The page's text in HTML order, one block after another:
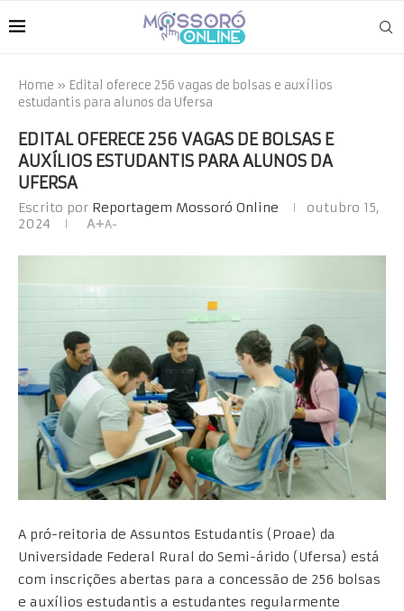
Home » Edital oferece 256 vagas de bolsas e auxílios
estudantis para alunos da Ufersa
EDITAL OFERECE 256 VAGAS DE BOLSAS E
AUXÍLIOS ESTUDANTIS PARA ALUNOS DA
UFERSA
Escrito por Reportagem Mossoró Online
outubro 15,
2024
A+A-
A pró-reitoria de Assuntos Estudantis (Proae) da
Universidade Federal Rural do Semi-árido (Ufersa) está
com inscrições abertas para a concessão de 256 bolsas
e auxílios estudantis a estudantes regularmente